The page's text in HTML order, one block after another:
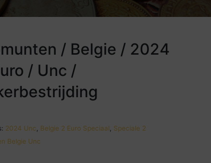
/ Belgie / 2024
/ Unc /
2024 Unc Belgie 2 Euro Speciaal
Speciale 2
Belgie Unc